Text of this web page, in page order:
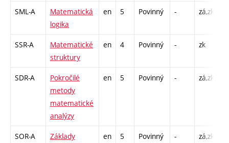
SML-A
Matematická
logika
en 5 Povinný - zá,zk
SSR-A
Matematické
struktury
en 4 Povinný - zk
SDR-A
Pokročilé
metody
matematické
analýzy
en 5 Povinný - zá,zk
SOR-A
Základy
en 5 Povinný - zá,zk